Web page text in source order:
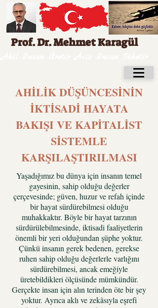
Prof. Dr. Mehmet Karagül
AHİLİK DÜŞÜNCESİNİN
İKTİSADİ HAYATA
BAKIŞI VE KAPİTALİST
SİSTEMLE
KARŞILAŞTIRILMASI
Yaşadığımız bu dünya için insanın temel
gayesinin, sahip olduğu değerler
çerçevesinde; güven, huzur ve refah içinde
bir hayat sürdürebilmesi olduğu
muhakkaktır. Böyle bir hayat tarzının
sürdürülebilmesinde, iktisadi faaliyetlerin
önemli bir yeri olduğundan şüphe yoktur.
Çünkü insanın gerek bedenen, gerekse
ruhen sahip olduğu değerlerle varlığını
sürdürebilmesi, ancak emeğiyle
üretebildikleri ölçüsünde mümkündür.
Gerçekte insan için alın terinden öte bir şey
yoktur. Ayrıca aklı ve zekâsıyla eşrefi